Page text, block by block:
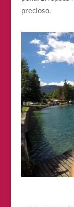
precioso.